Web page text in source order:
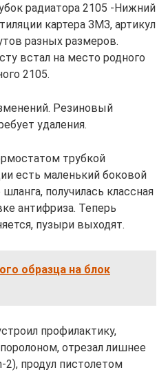
радиатора 2105 -Нижний
картера ЗМЗ, артикул
разных размеров.
встал на место родного
2105.
Резиновый
удаления.
трубкой
есть маленький боковой
получилась классная
антифриза. Теперь
пузыри выходят.
образца на блок
профилактику,
отрезал лишнее
2), продул пистолетом